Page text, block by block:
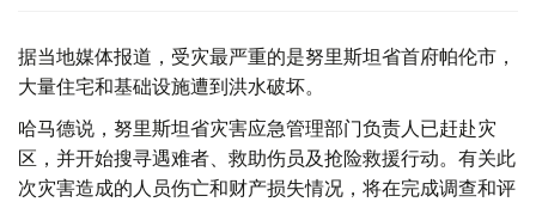
据当地媒体报道，受灾最严重的是努里斯坦省首府帕伦市，
大量住宅和基础设施遭到洪水破坏。
哈马德说，努里斯坦省灾害应急管理部门负责人已赶赴灾
区，并开始搜寻遇难者、救助伤员及抢险救援行动。有关此
次灾害造成的人员伤亡和财产损失情况，将在完成调查和评